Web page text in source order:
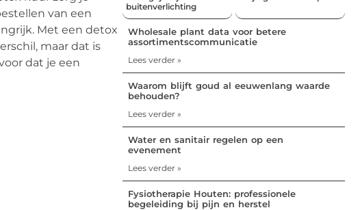
van een
Met een detox
maar dat is
dat je een
buitenverlichting
Wholesale plant data voor betere
assortimentscommunicatie
Lees verder »
Waarom blijft goud al eeuwenlang waarde
behouden?
Lees verder »
Water en sanitair regelen op een
evenement
Lees verder »
Fysiotherapie Houten: professionele
begeleiding bij pijn en herstel